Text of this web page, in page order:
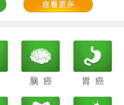
甲状腺癌
脑 癌 前列腺癌
胃 癌